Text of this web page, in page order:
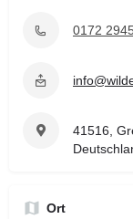
0172
41516,
Ort